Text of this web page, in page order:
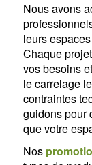
Nous avons
leurs
Chaque
vos besoins
le carrelage
contraintes
guidons pour
que votre
Nos